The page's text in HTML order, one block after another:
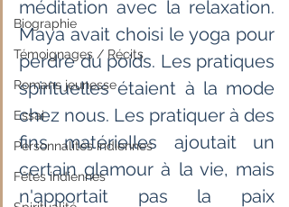
Biographie
Témoignages / Récits
Romans jeunesse
Essai
Personnalités indiennes
Fêtes indiennes
méditation avec la relaxation.
Maya avait choisi le yoga pour
perdre du poids. Les pratiques
spirituelles étaient à la mode
chez nous. Les pratiquer à des
fins matérielles ajoutait un
certain glamour à la vie, mais
n'apportait pas la paix